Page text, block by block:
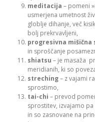
meditacija – pomeni
usmerjena umetnost
globlje dihanje, več
bolj prekrvavljeni,
progresivna
in sproščanje
shiatsu – je masaža
meridianih, ki so
streching– z vajami
sprostimo,
tai-chi – prevod
sprostitev, izvajamo
in so zasnovane na